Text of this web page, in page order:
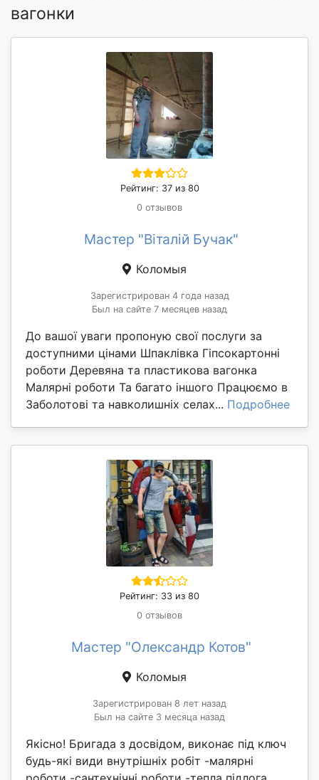
вагонки
Рейтинг: 37 из 80
0 отзывов
Мастер "Віталій Бучак"
Коломыя
Зарегистрирован 4 года назад
Был на сайте 7 месяцев назад
До вашої уваги пропоную свої послуги за
доступними цінами Шпаклівка Гіпсокартонні
роботи Деревяна та пластикова вагонка
Малярні роботи Та багато іншого Працюємо в
Заболотові та навколишніх селах... Подробнее
Рейтинг: 33 из 80
0 отзывов
Мастер "Олександр Котов"
Коломыя
Зарегистрирован 8 лет назад
Был на сайте 3 месяца назад
Якісно! Бригада з досвідом, виконає під ключ
будь-які види внутрішніх робіт -малярні